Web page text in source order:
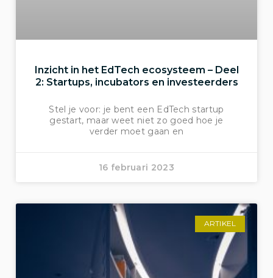
Inzicht in het EdTech ecosysteem – Deel
2: Startups, incubators en investeerders
Stel je voor: je bent een EdTech startup
gestart, maar weet niet zo goed hoe je
verder moet gaan en
16 februari 2023
ARTIKEL